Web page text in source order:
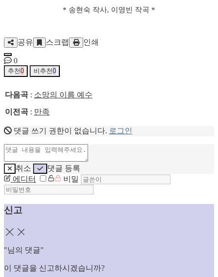
* 송현숙 작사, 이영빈 작곡 *
공유 스크랩 인쇄
0
추천0 비추천0
다음곡 : 소망의 이름 예수
이전곡 : 만족
댓글 쓰기 권한이 없습니다. 로그인
취소
댓글 등록
에디터
비밀
신고
닫기
"님의 댓글"
이 댓글을 신고하시겠습니까?